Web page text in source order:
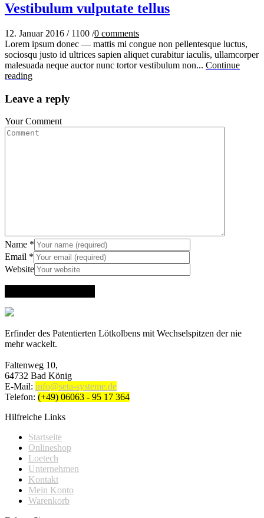
Vestibulum vulputate tellus
12. Januar 2016 / 1100 /0 comments
Lorem ipsum donec — mattis mi congue non pellentesque luctus,
sociosqu justo id ultrices sapien aliquet curabitur iaculis, ullamcorper
malesuada neque auctor nunc tortor vestibulum non... Continue
reading
Leave a reply
Your Comment
Name *
Email *
Website
Erfinder des Patentierten Lötkolbens mit Wechselspitzen der nie
mehr wackelt.
Faltenweg 10,
64732 Bad König
E-Mail: info@seta-systeme.de
Telefon: (+49) 06063 - 95 17 364
Hilfreiche Links
Startseite
Onlineshop
Loetech
Unternehmen
Kontakt
Mein Konto
Warenkorb